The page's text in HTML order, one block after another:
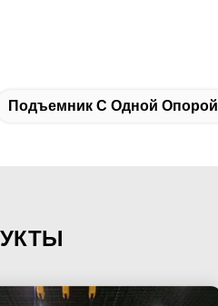
Подъемник С Одной Опорой